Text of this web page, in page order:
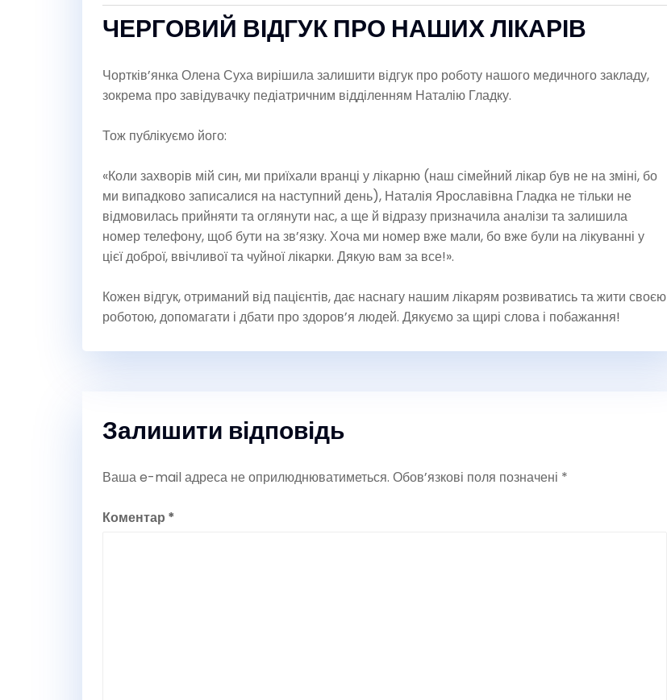
ЧЕРГОВИЙ ВІДГУК ПРО НАШИХ ЛІКАРІВ
Чортків’янка Олена Суха вирішила залишити відгук про роботу нашого медичного закладу,
зокрема про завідувачку педіатричним відділенням Наталію Гладку.
Тож публікуємо його:
«Коли захворів мій син, ми приїхали вранці у лікарню (наш сімейний лікар був не на зміні, бо
ми випадково записалися на наступний день), Наталія Ярославівна Гладка не тільки не
відмовилась прийняти та оглянути нас, а ще й відразу призначила аналізи та залишила
номер телефону, щоб бути на зв’язку. Хоча ми номер вже мали, бо вже були на лікуванні у
цієї доброї, ввічливої та чуйної лікарки. Дякую вам за все!».
Кожен відгук, отриманий від пацієнтів, дає наснагу нашим лікарям розвиватись та жити своєю
роботою, допомагати і дбати про здоров’я людей. Дякуємо за щирі слова і побажання!
Залишити відповідь
Ваша e-mail адреса не оприлюднюватиметься. Обов’язкові поля позначені *
Коментар *